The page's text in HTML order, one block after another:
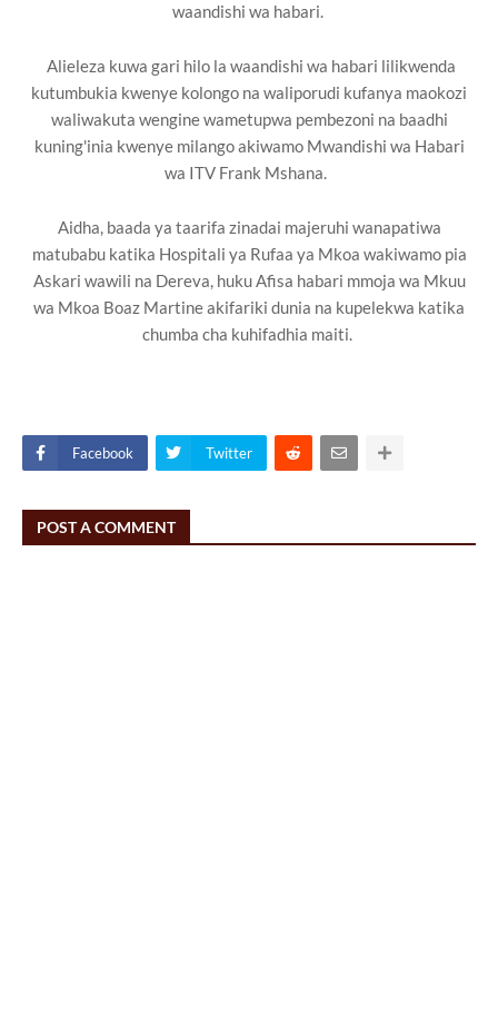
waandishi wa habari. ‎
‎Alieleza kuwa gari hilo la waandishi wa habari lilikwenda
kutumbukia kwenye kolongo na waliporudi kufanya maokozi
waliwakuta wengine wametupwa pembezoni na baadhi
kuning'inia kwenye milango akiwamo Mwandishi wa Habari
wa ITV Frank Mshana. ‎ ‎
Aidha, baada ya taarifa zinadai majeruhi wanapatiwa
matubabu katika Hospitali ya Rufaa ya Mkoa wakiwamo pia
Askari wawili na Dereva, huku Afisa habari mmoja wa Mkuu
wa Mkoa Boaz Martine akifariki dunia na kupelekwa katika
chumba cha kuhifadhia maiti. ‎
Facebook Twitter
POST A COMMENT